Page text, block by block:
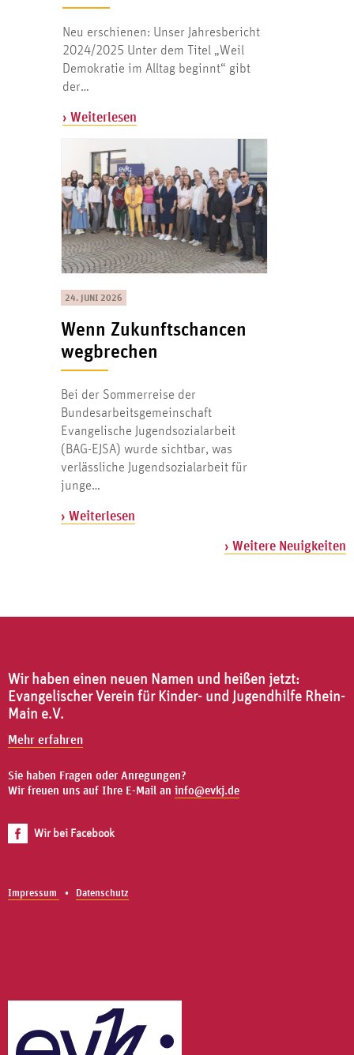
Neu erschienen: Unser Jahresbericht
2024/2025 Unter dem Titel „Weil
Demokratie im Alltag beginnt“ gibt
der…
› Weiterlesen
24. JUNI 2026
Wenn Zukunftschancen
wegbrechen
Bei der Sommerreise der
Bundesarbeitsgemeinschaft
Evangelische Jugendsozialarbeit
(BAG-EJSA) wurde sichtbar, was
verlässliche Jugendsozialarbeit für
junge…
› Weiterlesen
› Weitere Neuigkeiten
Wir haben einen neuen Namen und heißen jetzt:
Evangelischer Verein für Kinder- und Jugendhilfe Rhein-
Main e.V.
Mehr erfahren
Sie haben Fragen oder Anregungen?
Wir freuen uns auf Ihre E-Mail an info@evkj.de
Wir bei Facebook
Impressum Datenschutz